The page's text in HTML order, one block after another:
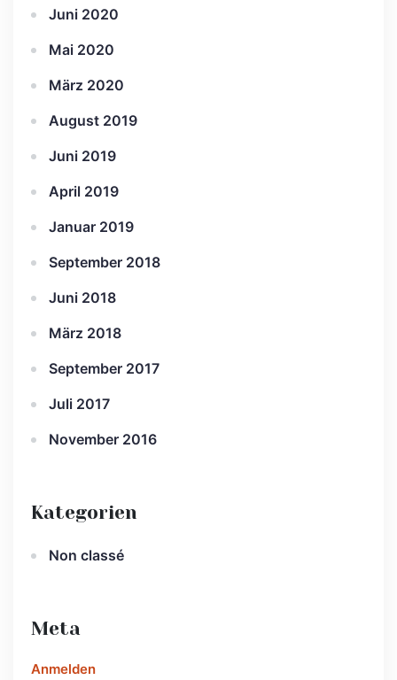
Juni 2020
Mai 2020
März 2020
August 2019
Juni 2019
April 2019
Januar 2019
September 2018
Juni 2018
März 2018
September 2017
Juli 2017
November 2016
Kategorien
Non classé
Meta
Anmelden